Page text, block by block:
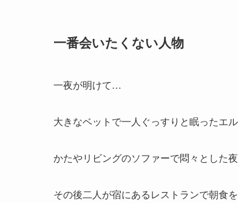
一番会いたくない人物
一夜が明けて…
大きなベットで一人ぐっすりと眠ったエ
かたやリビングのソファーで悶々とした
その後二人が宿にあるレストランで朝食を